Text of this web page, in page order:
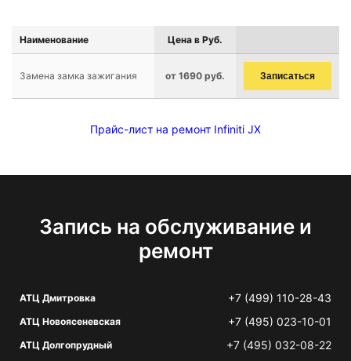
Наименование Цена в Руб.
Замена замка зажигания от 1690 руб. Записаться
Прайс-лист на ремонт Infiniti JX
Запись на обслуживание и
ремонт
АТЦ Дмитровка +7 (499) 110-28-43
АТЦ Новоясеневская +7 (495) 023-10-01
АТЦ Долгопрудный +7 (495) 032-08-22